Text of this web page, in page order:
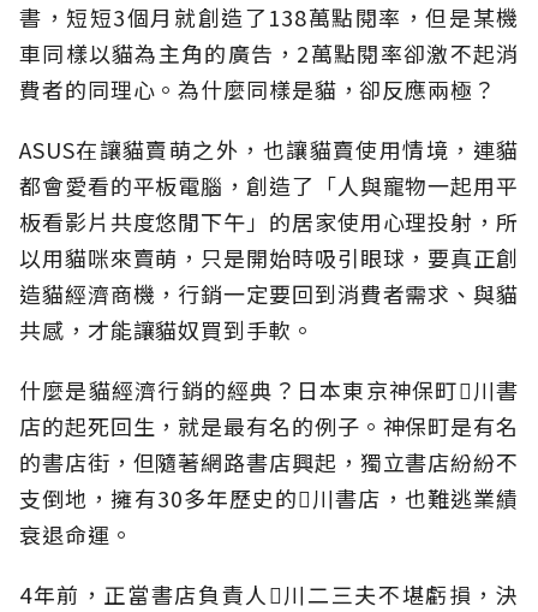
書，短短3個月就創造了138萬點閱率，但是某機
車同樣以貓為主角的廣告，2萬點閱率卻激不起消
費者的同理心。為什麼同樣是貓，卻反應兩極？
ASUS在讓貓賣萌之外，也讓貓賣使用情境，連貓
都會愛看的平板電腦，創造了「人與寵物一起用平
板看影片共度悠閒下午」的居家使用心理投射，所
以用貓咪來賣萌，只是開始時吸引眼球，要真正創
造貓經濟商機，行銷一定要回到消費者需求、與貓
共感，才能讓貓奴買到手軟。
什麼是貓經濟行銷的經典？日本東京神保町川書
店的起死回生，就是最有名的例子。神保町是有名
的書店街，但隨著網路書店興起，獨立書店紛紛不
支倒地，擁有30多年歷史的川書店，也難逃業績
衰退命運。
4年前，正當書店負責人川二三夫不堪虧損，決